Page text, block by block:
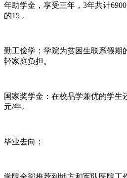
年助学金，享受三年，3年共计
的15 。
勤工俭学：学院为贫困生联系假期
轻家庭负担。
国家奖学金：在校品学兼优的学生
元/年。
毕业去向：